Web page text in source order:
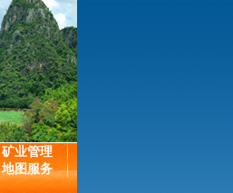
矿业管理
地图服务